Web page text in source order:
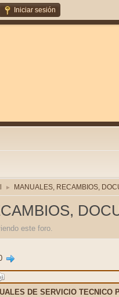
Iniciar sesión
► MANUALES, RECAMBIOS,
este foro.
DE SERVICIO TECNICO